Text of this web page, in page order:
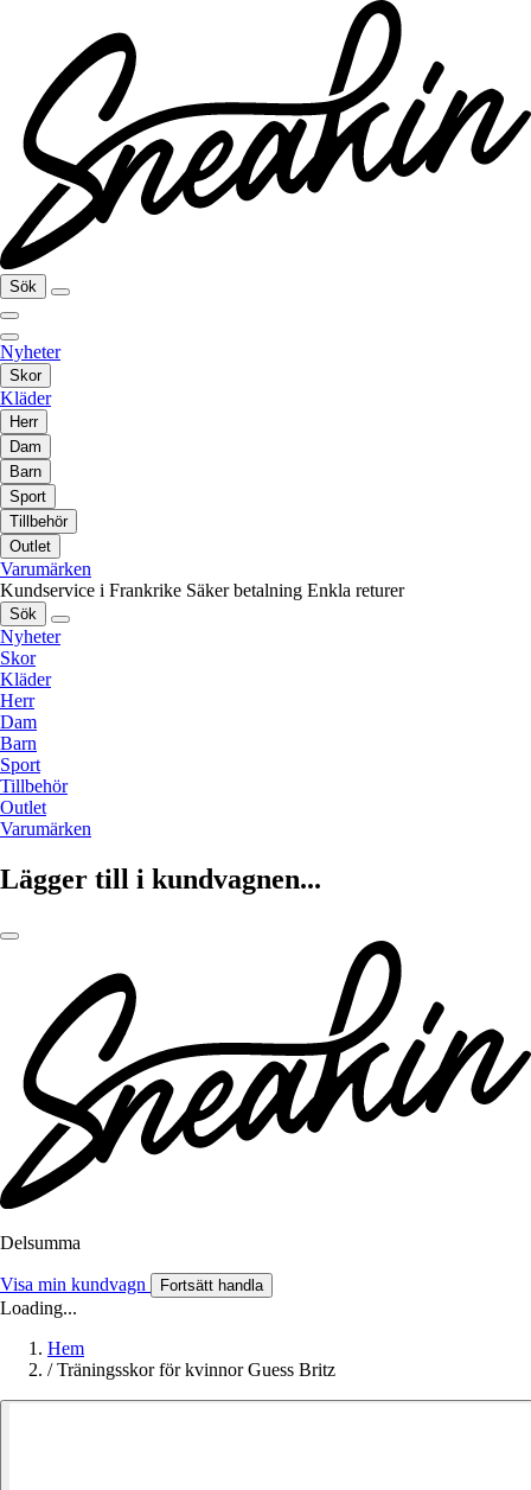
Sök
Nyheter
Skor
Kläder
Herr
Dam
Barn
Sport
Tillbehör
Outlet
Varumärken
Kundservice i Frankrike Säker betalning Enkla returer
Sök
Nyheter
Skor
Kläder
Herr
Dam
Barn
Sport
Tillbehör
Outlet
Varumärken
Lägger till i kundvagnen...
Delsumma
Visa min kundvagn Fortsätt handla
Loading...
Hem
/ Träningsskor för kvinnor Guess Britz